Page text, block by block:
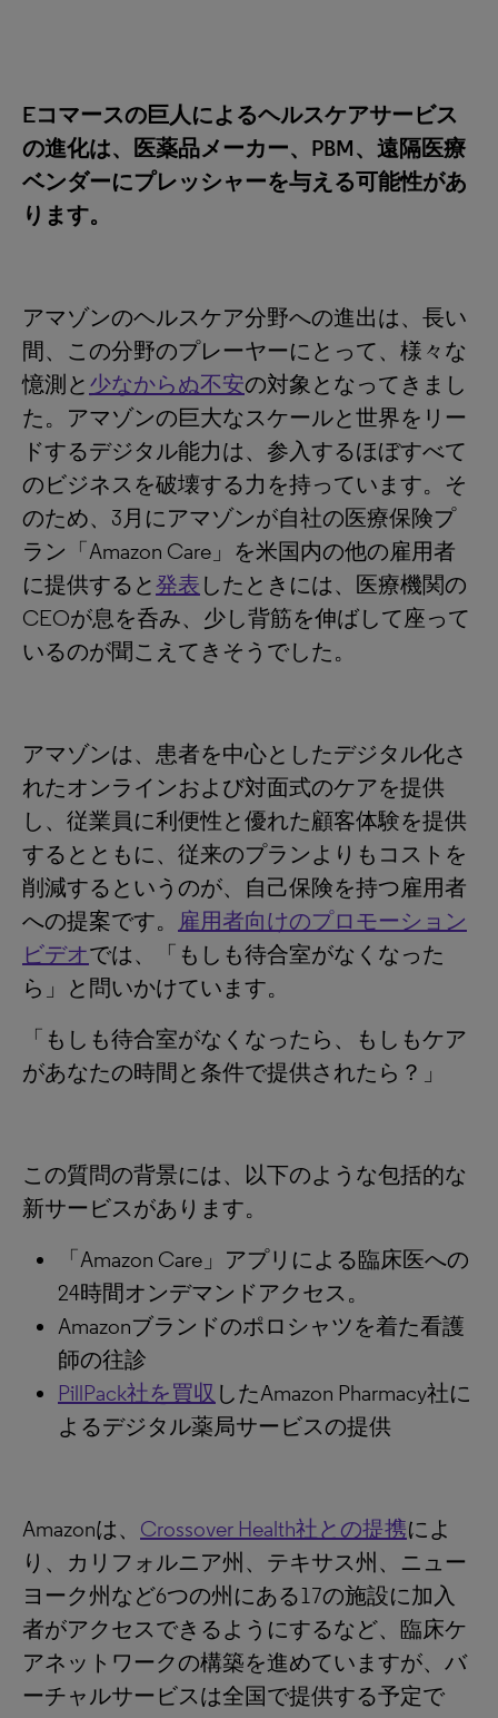
Eコマースの巨人によるヘルスケアサービス
の進化は、医薬品メーカー、PBM、遠隔医療
ベンダーにプレッシャーを与える可能性があ
ります。
アマゾンのヘルスケア分野への進出は、長い
間、この分野のプレーヤーにとって、様々な
憶測と 少なからぬ不安の対象となってきまし
た。アマゾンの巨大なスケールと世界をリー
ドするデジタル能力は、参入するほぼすべて
のビジネスを破壊する力を持っています。そ
のため、3月にアマゾンが自社の医療保険プ
ラン「Amazon Care」を米国内の他の雇用者
に提供すると発表 したときには、医療機関の
CEOが息を呑み、少し背筋を伸ばして座って
いるのが聞こえてきそうでした。
アマゾンは、患者を中心としたデジタル化さ
れたオンラインおよび対面式のケアを提供
し、従業員に利便性と優れた顧客体験を提供
するとともに、従来のプランよりもコストを
削減するというのが、自己保険を持つ雇用者
への提案です。 雇用者向けのプロモーション
ビデオでは、「もしも待合室がなくなった
ら」と問いかけています。
「もしも待合室がなくなったら、もしもケア
があなたの時間と条件で提供されたら？」
この質問の背景には、以下のような包括的な
新サービスがあります。
「Amazon Care」アプリによる臨床医への
24時間オンデマンドアクセス。
Amazonブランドのポロシャツを着た看護
師の往診
PillPack社を買収 したAmazon Pharmacy社に
よるデジタル薬局サービスの提供
Amazonは、 Crossover Health社との提携によ
り、カリフォルニア州、テキサス州、ニュー
ヨーク州など6つの州にある17の施設に加入
者がアクセスできるようにするなど、臨床ケ
アネットワークの構築を進めていますが、バ
ーチャルサービスは全国で提供する予定で